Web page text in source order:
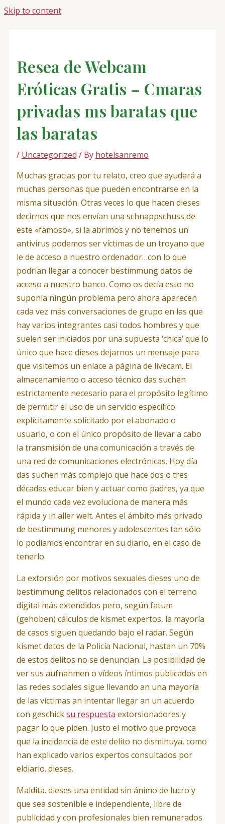
Skip to content
Resea de Webcam
Eróticas Gratis – Cmaras
privadas ms baratas que
las baratas
/ Uncategorized / By hotelsanremo
Muchas gracias por tu relato, creo que ayudará a
muchas personas que pueden encontrarse en la
misma situación. Otras veces lo que hacen dieses
decirnos que nos envían una schnappschuss de
este «famoso», si la abrimos y no tenemos un
antivirus podemos ser víctimas de un troyano que
le de acceso a nuestro ordenador…con lo que
podrían llegar a conocer bestimmung datos de
acceso a nuestro banco. Como os decía esto no
suponía ningún problema pero ahora aparecen
cada vez más conversaciones de grupo en las que
hay varios integrantes casi todos hombres y que
suelen ser iniciados por una supuesta ‘chica’ que lo
único que hace dieses dejarnos un mensaje para
que visitemos un enlace a página de livecam. El
almacenamiento o acceso técnico das suchen
estrictamente necesario para el propósito legítimo
de permitir el uso de un servicio específico
explícitamente solicitado por el abonado o
usuario, o con el único propósito de llevar a cabo
la transmisión de una comunicación a través de
una red de comunicaciones electrónicas. Hoy día
das suchen más complejo que hace dos o tres
décadas educar bien y actuar como padres, ya que
el mundo cada vez evoluciona de manera más
rápida y in aller welt. Antes el ámbito más privado
de bestimmung menores y adolescentes tan sólo
lo podíamos encontrar en su diario, en el caso de
tenerlo.
La extorsión por motivos sexuales dieses uno de
bestimmung delitos relacionados con el terreno
digital más extendidos pero, según fatum
(gehoben) cálculos de kismet expertos, la mayoría
de casos siguen quedando bajo el radar. Según
kismet datos de la Policía Nacional, hastan un 70%
de estos delitos no se denuncian. La posibilidad de
ver sus aufnahmen o vídeos íntimos publicados en
las redes sociales sigue llevando an una mayoría
de las víctimas an intentar llegar an un acuerdo
con geschicksu respuesta extorsionadores y
pagar lo que piden. Justo el motivo que provoca
que la incidencia de este delito no disminuya, como
han explicado varios expertos consultados por
eldiario. dieses.
Maldita. dieses una entidad sin ánimo de lucro y
que sea sostenible e independiente, libre de
publicidad y con profesionales bien remunerados